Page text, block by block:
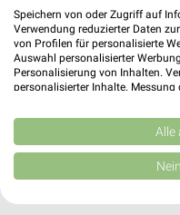
249,67 km
Speichern von oder Zugriff auf
Verwendung reduzierter Daten
von Profilen für personalisierte
Auswahl personalisierter
Personalisierung von Inhalten.
personalisierter Inhalte. Messung
Kombinationen von Daten aus
Verbesserung der Angebote.
von Inhalten.
Daten können außerhalb der
USA gesendet werden.
Website/App.
Alle